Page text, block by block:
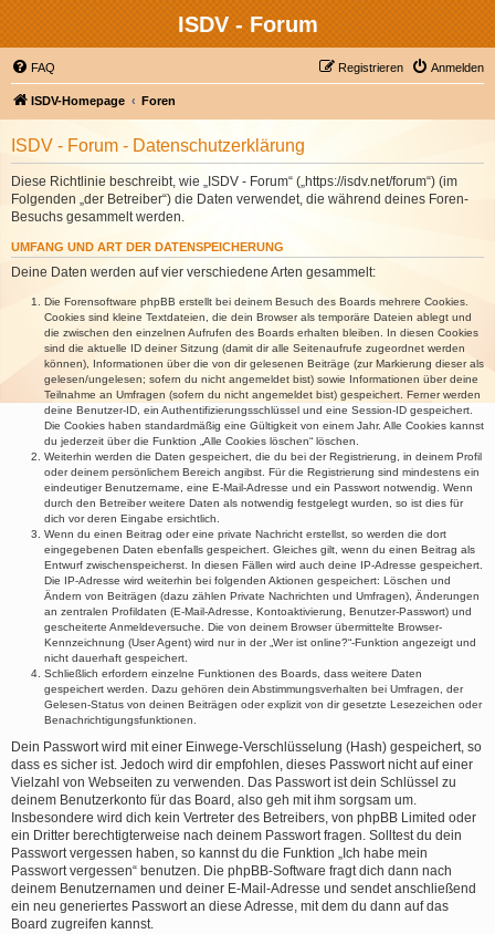
ISDV - Forum
FAQ Anmelden
Registrieren
ISDV-Homepage Foren
ISDV - Forum - Datenschutzerklärung
Diese Richtlinie beschreibt, wie „ISDV - Forum“ („https://isdv.net/forum“) (im
Folgenden „der Betreiber“) die Daten verwendet, die während deines Foren-
Besuchs gesammelt werden.
UMFANG UND ART DER DATENSPEICHERUNG
Deine Daten werden auf vier verschiedene Arten gesammelt:
Die Forensoftware phpBB erstellt bei deinem Besuch des Boards mehrere Cookies.
Cookies sind kleine Textdateien, die dein Browser als temporäre Dateien ablegt und
die zwischen den einzelnen Aufrufen des Boards erhalten bleiben. In diesen Cookies
sind die aktuelle ID deiner Sitzung (damit dir alle Seitenaufrufe zugeordnet werden
können), Informationen über die von dir gelesenen Beiträge (zur Markierung dieser als
gelesen/ungelesen; sofern du nicht angemeldet bist) sowie Informationen über deine
Teilnahme an Umfragen (sofern du nicht angemeldet bist) gespeichert. Ferner werden
deine Benutzer-ID, ein Authentifizierungsschlüssel und eine Session-ID gespeichert.
Die Cookies haben standardmäßig eine Gültigkeit von einem Jahr. Alle Cookies kannst
du jederzeit über die Funktion „Alle Cookies löschen“ löschen.
Weiterhin werden die Daten gespeichert, die du bei der Registrierung, in deinem Profil
oder deinem persönlichem Bereich angibst. Für die Registrierung sind mindestens ein
eindeutiger Benutzername, eine E-Mail-Adresse und ein Passwort notwendig. Wenn
durch den Betreiber weitere Daten als notwendig festgelegt wurden, so ist dies für
dich vor deren Eingabe ersichtlich.
Wenn du einen Beitrag oder eine private Nachricht erstellst, so werden die dort
eingegebenen Daten ebenfalls gespeichert. Gleiches gilt, wenn du einen Beitrag als
Entwurf zwischenspeicherst. In diesen Fällen wird auch deine IP-Adresse gespeichert.
Die IP-Adresse wird weiterhin bei folgenden Aktionen gespeichert: Löschen und
Ändern von Beiträgen (dazu zählen Private Nachrichten und Umfragen), Änderungen
an zentralen Profildaten (E-Mail-Adresse, Kontoaktivierung, Benutzer-Passwort) und
gescheiterte Anmeldeversuche. Die von deinem Browser übermittelte Browser-
Kennzeichnung (User Agent) wird nur in der „Wer ist online?“-Funktion angezeigt und
nicht dauerhaft gespeichert.
Schließlich erfordern einzelne Funktionen des Boards, dass weitere Daten
gespeichert werden. Dazu gehören dein Abstimmungsverhalten bei Umfragen, der
Gelesen-Status von deinen Beiträgen oder explizit von dir gesetzte Lesezeichen oder
Benachrichtigungsfunktionen.
Dein Passwort wird mit einer Einwege-Verschlüsselung (Hash) gespeichert, so
dass es sicher ist. Jedoch wird dir empfohlen, dieses Passwort nicht auf einer
Vielzahl von Webseiten zu verwenden. Das Passwort ist dein Schlüssel zu
deinem Benutzerkonto für das Board, also geh mit ihm sorgsam um.
Insbesondere wird dich kein Vertreter des Betreibers, von phpBB Limited oder
ein Dritter berechtigterweise nach deinem Passwort fragen. Solltest du dein
Passwort vergessen haben, so kannst du die Funktion „Ich habe mein
Passwort vergessen“ benutzen. Die phpBB-Software fragt dich dann nach
deinem Benutzernamen und deiner E-Mail-Adresse und sendet anschließend
ein neu generiertes Passwort an diese Adresse, mit dem du dann auf das
Board zugreifen kannst.